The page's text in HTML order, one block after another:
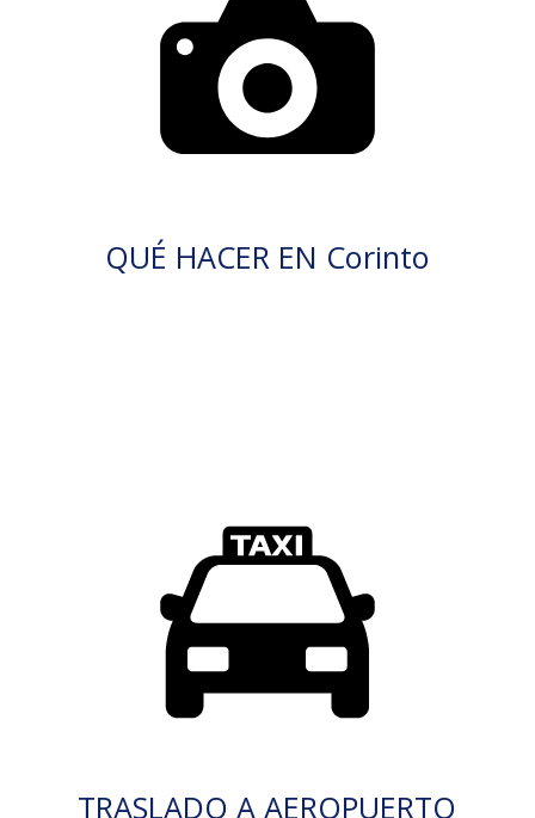
QUÉ HACER EN Corinto
TRASLADO A AEROPUERTO